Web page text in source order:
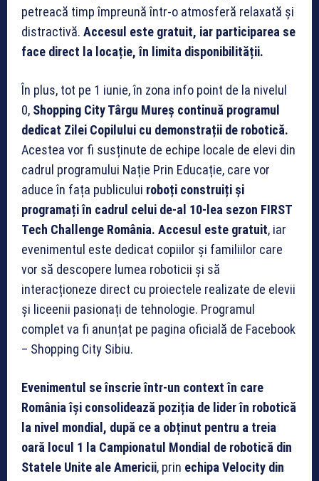
petreacă timp împreună într-o atmosferă relaxată și
distractivă. Accesul este gratuit, iar participarea se
face direct la locație, în limita disponibilității.
În plus, tot pe 1 iunie, în zona info point de la nivelul
0, Shopping City Târgu Mureș continuă programul
dedicat Zilei Copilului cu demonstrații de robotică.
Acestea vor fi susținute de echipe locale de elevi din
cadrul programului Nație Prin Educație, care vor
aduce în fața publicului roboți construiți și
programați în cadrul celui de-al 10-lea sezon FIRST
Tech Challenge România. Accesul este gratuit, iar
evenimentul este dedicat copiilor și familiilor care
vor să descopere lumea roboticii și să
interacționeze direct cu proiectele realizate de elevii
și liceenii pasionați de tehnologie. Programul
complet va fi anunțat pe pagina oficială de Facebook
– Shopping City Sibiu.
Evenimentul se înscrie într-un context în care
România își consolidează poziția de lider în robotică
la nivel mondial, după ce a obținut pentru a treia
oară locul 1 la Campionatul Mondial de robotică din
Statele Unite ale Americii, prin echipa Velocity din